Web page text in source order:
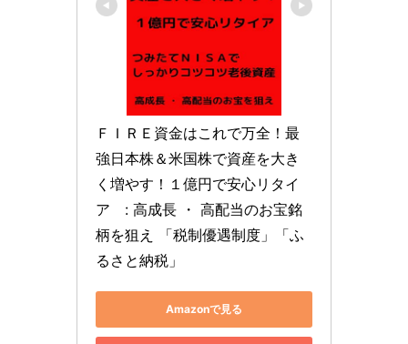
ＦＩＲＥ資金はこれで万全！最
強日本株＆米国株で資産を大き
く増やす！１億円で安心リタイ
ア　: 高成長 ・ 高配当のお宝銘
柄を狙え 「税制優遇制度」「ふ
るさと納税」
Amazonで見る